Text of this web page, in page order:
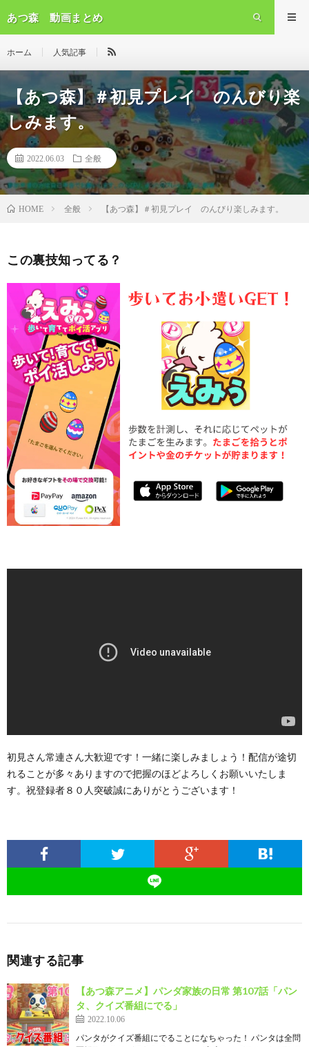
あつ森 動画まとめ
ホーム 人気記事
【あつ森】＃初見プレイ のんびり楽
しみます。
2022.06.03 全般
HOME 全般 【あつ森】＃初見プレイ のんびり楽しみます。
この裏技知ってる？
初見さん常連さん大歓迎です！一緒に楽しみましょう！配信が途切
れることが多々ありますので把握のほどよろしくお願いいたしま
す。祝登録者８０人突破誠にありがとうございます！
関連する記事
【あつ森アニメ】パンダ家族の日常 第107話「パン
タ、クイズ番組にでる」
2022.10.06
パンタがクイズ番組にでることになちゃった！ パンタは全問